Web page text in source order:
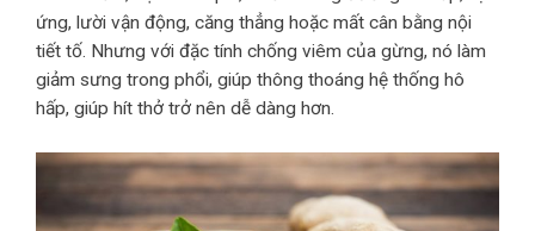
ứng, lười vận động, căng thẳng hoặc mất cân bằng nội
tiết tố. Nhưng với đặc tính chống viêm của gừng, nó làm
giảm sưng trong phổi, giúp thông thoáng hệ thống hô
hấp, giúp hít thở trở nên dễ dàng hơn.